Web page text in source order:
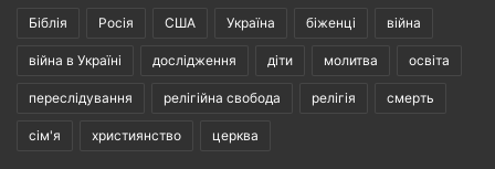
Біблія Росія США Україна біженці війна
війна в Україні дослідження діти молитва освіта
переслідування релігійна свобода релігія смерть
сім'я християнство церква